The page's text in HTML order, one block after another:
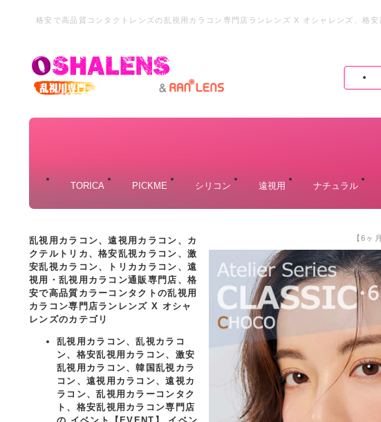
格安で高品質コンタクトレンズの乱視用カラコン専門店ランレンズ X オシャレンズ、格
TORICA PICKME シリコン 遠視用 ナチュラル
乱視用カラコン、遠視用カラコン、カ
クテルトリカ、格安乱視カラコン、激
安乱視カラコン、トリカカラコン、遠
視用・乱視用カラコン通販専門店、格
安で高品質カラーコンタクトの乱視用
カラコン専門店ランレンズ X オシャ
レンズのカテゴリ
乱視用カラコン、乱視カラコ
ン、格安乱視用カラコン、激安
乱視用カラコン、韓国乱視カラ
コン、遠視用カラコン、遠視カ
ラコン、乱視用カラーコンタク
ト、格安乱視用カラコン専門店
の イベント【EVENT】
イベン
【6ヶ